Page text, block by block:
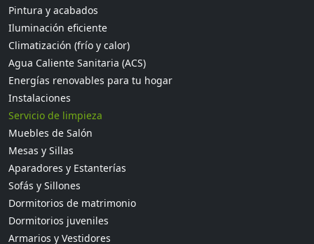
Pintura y acabados
Iluminación eficiente
Climatización (frío y calor)
Agua Caliente Sanitaria (ACS)
Energías renovables para tu hogar
Instalaciones
Servicio de limpieza
Muebles de Salón
Mesas y Sillas
Aparadores y Estanterías
Sofás y Sillones
Dormitorios de matrimonio
Dormitorios juveniles
Armarios y Vestidores